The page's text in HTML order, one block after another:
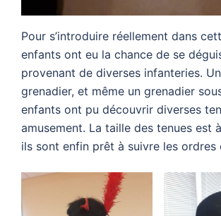
Pour s’introduire réellement dans
enfants ont eu la chance de se
provenant de diverses infanteries.
grenadier, et même un grenadier
enfants ont pu découvrir diverses
amusement. La taille des tenues est
ils sont enfin prêt à suivre les ordres